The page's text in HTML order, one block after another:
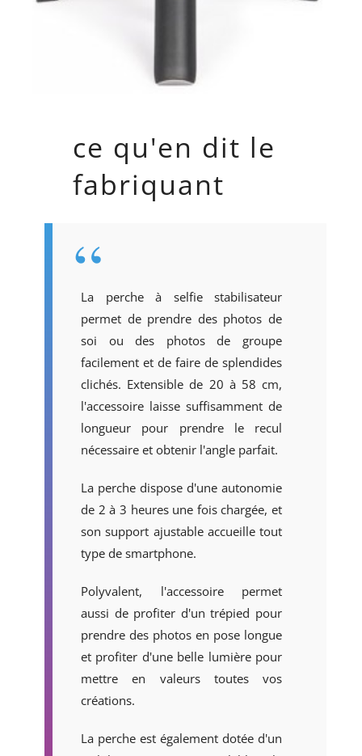
ce qu'en dit le
fabriquant
La perche à selfie stabilisateur
permet de prendre des photos de
soi ou des photos de groupe
facilement et de faire de splendides
clichés. Extensible de 20 à 58 cm,
l'accessoire laisse suffisamment de
longueur pour prendre le recul
nécessaire et obtenir l'angle parfait.
La perche dispose d'une autonomie
de 2 à 3 heures une fois chargée, et
son support ajustable accueille tout
type de smartphone.
Polyvalent, l'accessoire permet
aussi de profiter d'un trépied pour
prendre des photos en pose longue
et profiter d'une belle lumière pour
mettre en valeurs toutes vos
créations.
La perche est également dotée d'un